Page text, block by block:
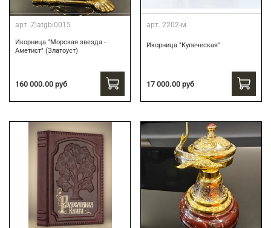
арт. Zlatgbi0015
Икорница "Морская звезда -
Аметист" (Златоуст)
160 000.00 руб
арт. 2202-м
Икорница "Купеческая"
17 000.00 руб